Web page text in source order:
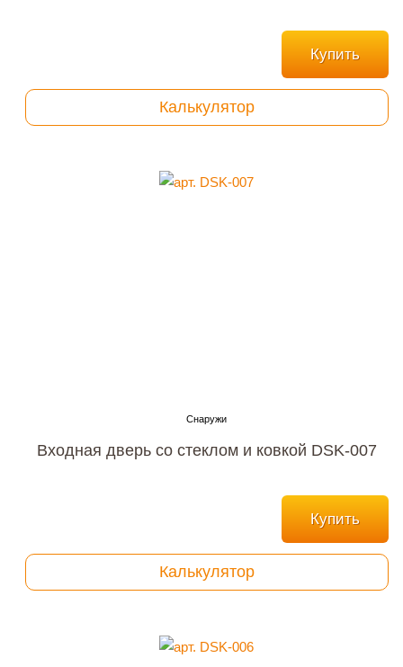
Купить
Калькулятор
Входная дверь со стеклом и ковкой DSK-007
Купить
Калькулятор